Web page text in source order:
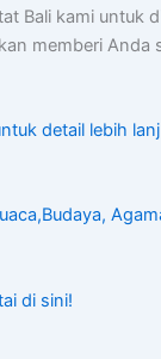
Bali kami untuk
memberi Anda
detail lebih
di sini!